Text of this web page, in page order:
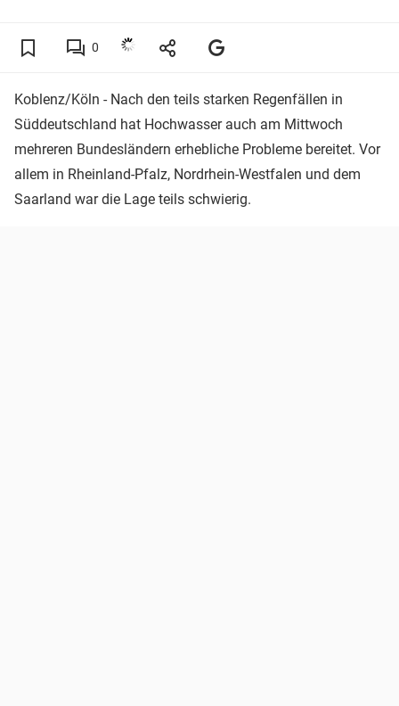
0
Koblenz/Köln - Nach den teils starken Regenfällen in
Süddeutschland hat Hochwasser auch am Mittwoch
mehreren Bundesländern erhebliche Probleme bereitet. Vor
allem in Rheinland-Pfalz, Nordrhein-Westfalen und dem
Saarland war die Lage teils schwierig.